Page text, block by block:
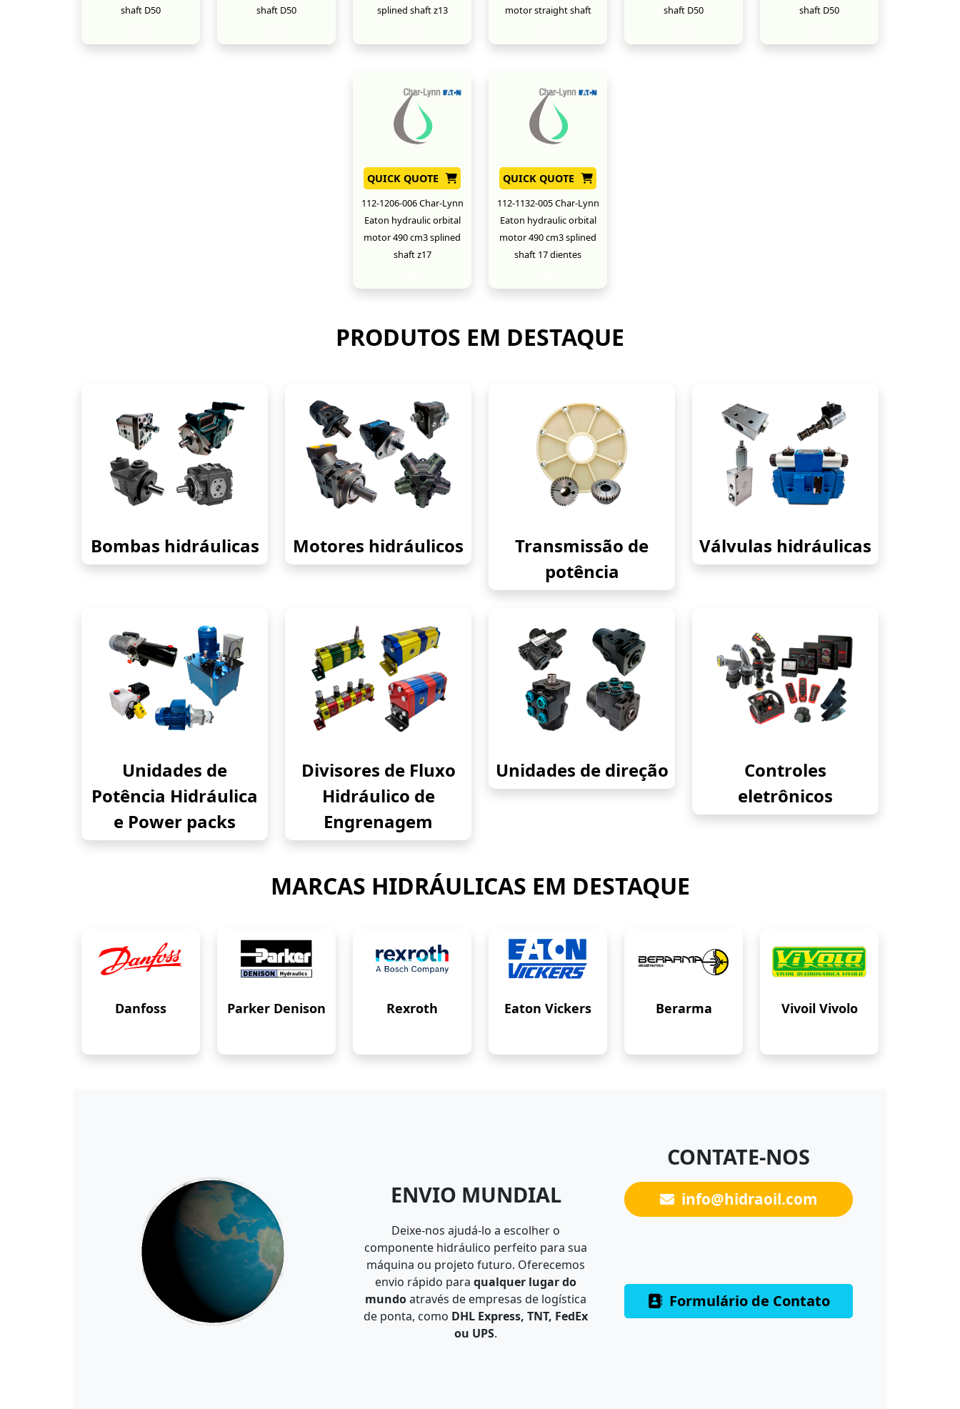
shaft D50
shaft D50
splined shaft z13
motor straight shaft
shaft D50
shaft D50
QUICK QUOTE
112-1206-006 Char-Lynn
Eaton hydraulic orbital
motor 490 cm3 splined
shaft z17
QUICK QUOTE
112-1132-005 Char-Lynn
Eaton hydraulic orbital
motor 490 cm3 splined
shaft 17 dientes
PRODUTOS EM DESTAQUE
Bombas hidráulicas Motores hidráulicos
Transmissão de
potência
Válvulas hidráulicas
Unidades de
Potência Hidráulica
e Power packs
Divisores de Fluxo
Hidráulico de
Engrenagem
Unidades de direção
Controles
eletrônicos
MARCAS HIDRÁULICAS EM DESTAQUE
Danfoss Parker Denison Rexroth Eaton Vickers Berarma Vivoil Vivolo
ENVIO MUNDIAL
Deixe-nos ajudá-lo a escolher o
componente hidráulico perfeito para sua
máquina ou projeto futuro. Oferecemos
envio rápido para qualquer lugar do
mundoatravés de empresas de logística
de ponta, como DHL Express, TNT, FedEx
ou UPS.
CONTATE-NOS
info@hidraoil.com
Formulário de Contato